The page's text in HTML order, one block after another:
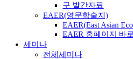
구 발간자료
EAER(영문학술지)
EAER(East Asian
EAER 홈페이지 바
세미나
전체세미나